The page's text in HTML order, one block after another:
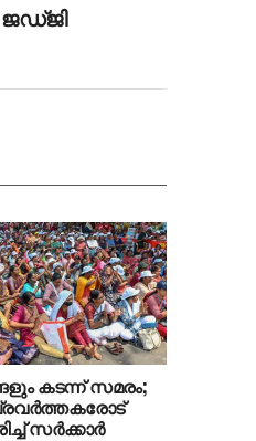
കടന്ന് സമരം;
സര്‍ക്കാര്‍